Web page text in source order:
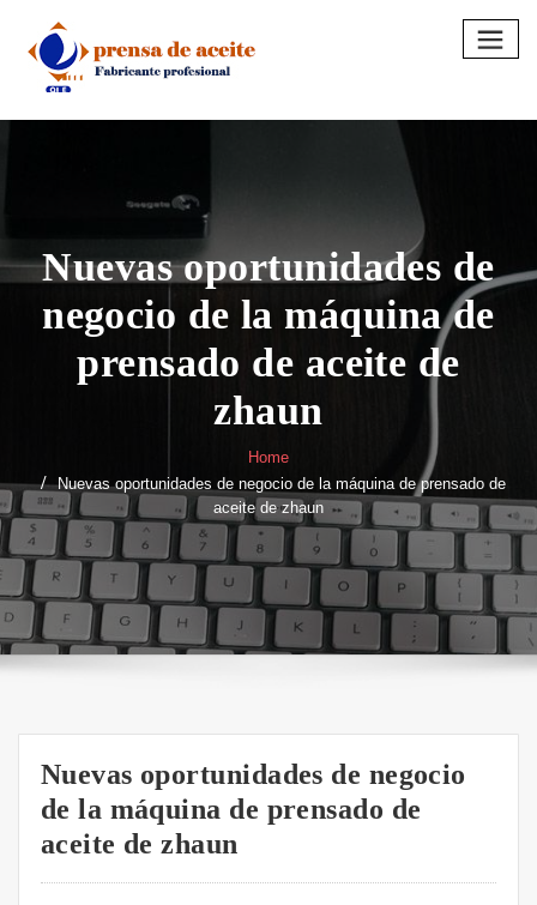
content
Nuevas oportunidades de
negocio de la máquina de
prensado de aceite de
zhaun
Home
Nuevas oportunidades de negocio de la máquina de prensado de
aceite de zhaun
Nuevas oportunidades de negocio
de la máquina de prensado de
aceite de zhaun